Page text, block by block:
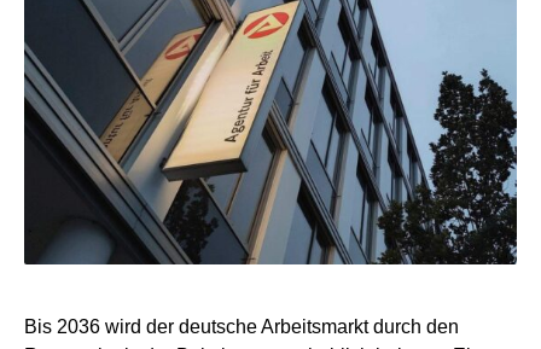
Bis 2036 wird der deutsche Arbeitsmarkt durch den